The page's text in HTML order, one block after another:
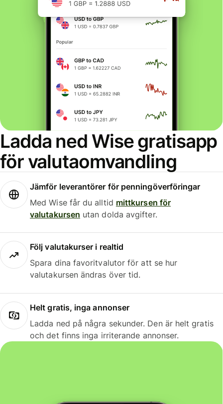
Ladda ned Wise gratisapp
för valutaomvandling
Jämför leverantörer för penningöverföringar
Med Wise får du alltid mittkursen för
valutakursen utan dolda avgifter.
Följ valutakurser i realtid
Spara dina favoritvalutor för att se hur
valutakursen ändras över tid.
Helt gratis, inga annonser
Ladda ned på några sekunder. Den är helt gratis
och det finns inga irriterande annonser.